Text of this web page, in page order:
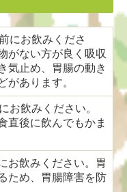
にお飲みくださ
がない方が良く吸収
気止め、胃腸の動き
があります。
お飲みください。
直後に飲んでもかま
お飲みください。胃
ため、胃腸障害を防